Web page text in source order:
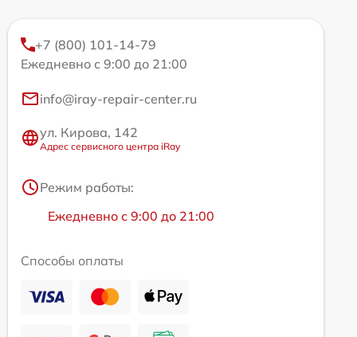
+7 (800) 101-14-79
Ежедневно с 9:00 до 21:00
info@iray-repair-center.ru
ул. Кирова, 142
Адрес сервисного центра iRay
Режим работы:
Ежедневно с 9:00 до 21:00
Способы оплаты